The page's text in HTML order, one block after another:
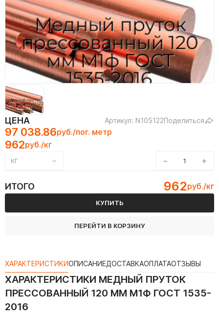
ЦЕНА Артикул: N105122Поделиться
97 038.86руб./пог. метр
962руб./кг
КГ − +
ИТОГО 962руб./кг
КУПИТЬ
ПЕРЕЙТИ В КОРЗИНУ
ХАРАКТЕРИСТИКИОПИСАНИЕДОСТАВКАОПЛАТАОТЗЫВЫ
ХАРАКТЕРИСТИКИ МЕДНЫЙ ПРУТОК
ПРЕССОВАННЫЙ 120 ММ М1Ф ГОСТ 1535-
2016